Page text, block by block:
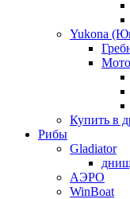
Yukona
Купить в
Рибы
Gladiator
АЭРО
WinBoat